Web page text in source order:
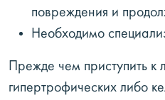
повреждения и
Необходимо
Прежде чем приступить к
гипертрофических либо